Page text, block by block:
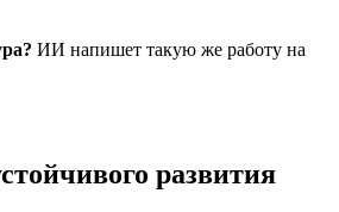
ИИ напишет такую же работу на
развития